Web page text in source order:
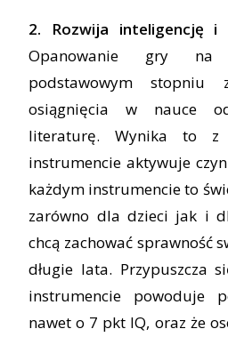
2. Rozwija inteligencję i
Opanowanie gry na
podstawowym stopniu
osiągnięcia w nauce
literaturę. Wynika to
instrumencie aktywuje
każdym instrumencie to
zarówno dla dzieci jak i
chcą zachować sprawność
długie lata. Przypuszcza
instrumencie powoduje
nawet o 7 pkt IQ, oraz że